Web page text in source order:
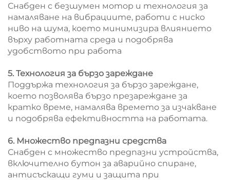
Снабден с безшумен мотор и технология за
намаляване на вибрациите, работи с ниско
ниво на шума, което минимизира влиянието
върху работната среда и подобрява
удобството при работа
5. Технология за бързо зареждане
Поддържа технология за бързо зареждане,
което позволява бързо презареждане за
кратко време, намалява времето за изчакване
и подобрява ефективността на работата.
6. Множество предпазни средства
Снабден с множество предпазни устройства,
включително бутон за аварийно спиране,
антисъскащи гуми и защита при